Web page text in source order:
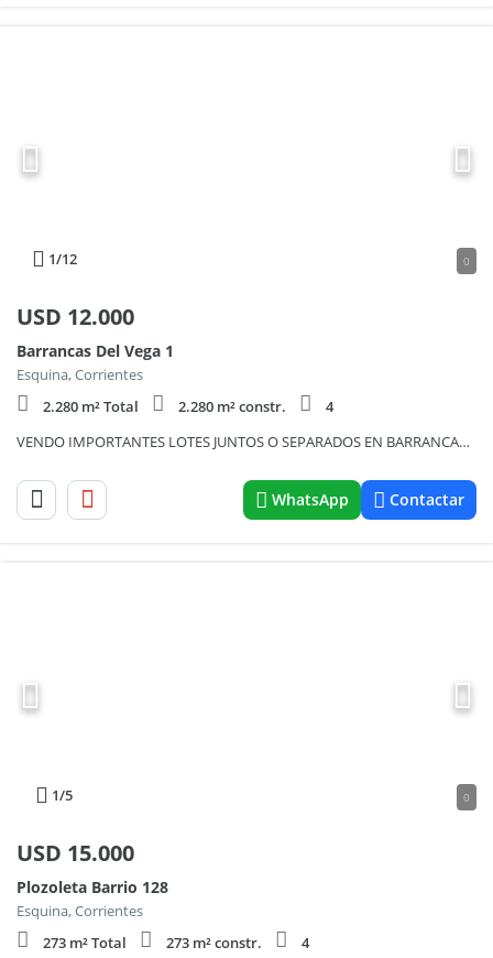
1/12 0
USD 12.000
Barrancas Del Vega 1
Esquina, Corrientes
2.280 m² Total
2.280 m² constr.
4
VENDO IMPORTANTES LOTES JUNTOS O SEPARADOS EN BARRANCAS DEL
WhatsApp Contactar
1/5 0
USD 15.000
Plozoleta Barrio 128
Esquina, Corrientes
273 m² Total
273 m² constr.
4